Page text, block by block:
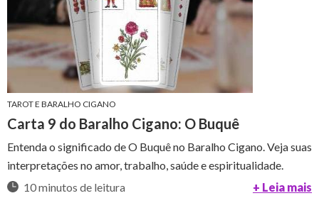
TAROT E BARALHO CIGANO
Carta 9 do Baralho Cigano: O Buquê
Entenda o significado de O Buquê no Baralho Cigano. Veja suas
interpretações no amor, trabalho, saúde e espiritualidade.
10 minutos de leitura
+ Leia mais